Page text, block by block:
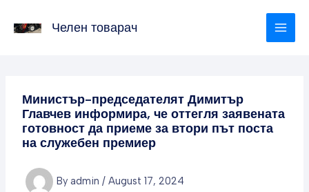
Челен товарач
Министър-председателят Димитър
Главчев информира, че оттегля заявената
готовност да приеме за втори път поста
на служебен премиер
By admin / August 17, 2024